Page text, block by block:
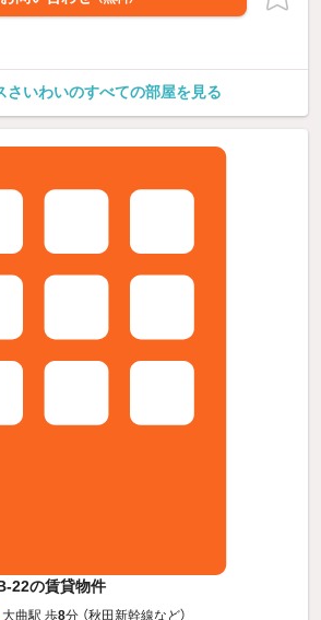
さいわいのすべての部屋を見る
22の賃貸物件
大曲駅 歩8分 （秋田新幹線など）